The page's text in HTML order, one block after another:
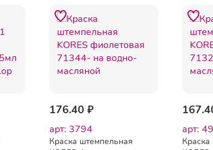
176.40 ₽
арт: 3794
Краска штемпельная
арт: